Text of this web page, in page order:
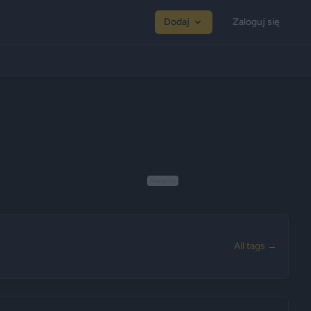
Dodaj Zaloguj się
All tags →